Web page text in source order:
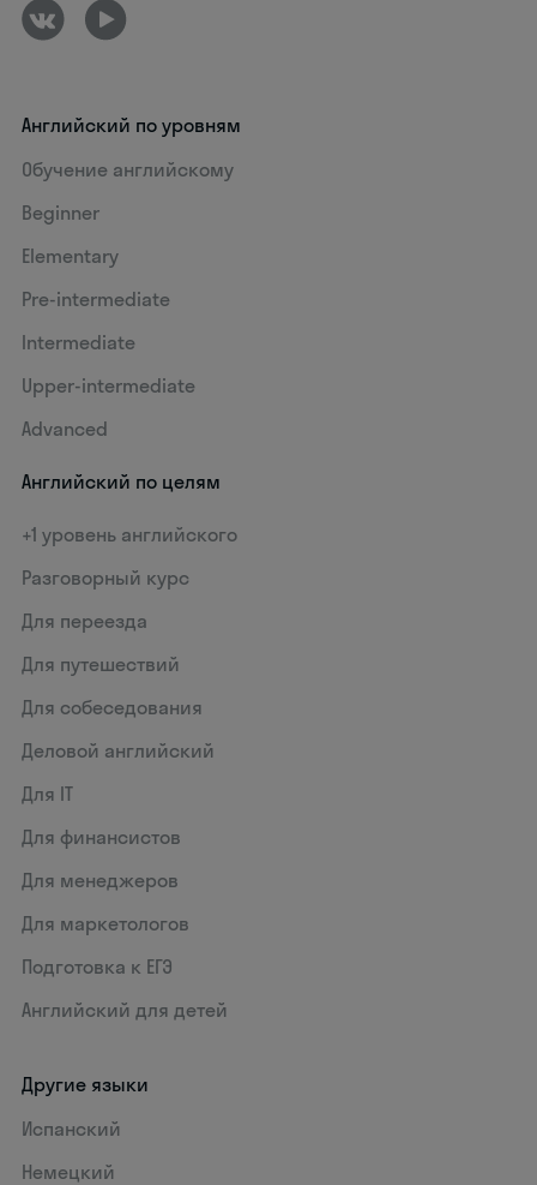
Английский по уровням
Обучение английскому
Beginner
Elementary
Pre-intermediate
Intermediate
Upper-intermediate
Advanced
Английский по целям
+1 уровень английского
Разговорный курс
Для переезда
Для путешествий
Для собеседования
Деловой английский
Для IT
Для финансистов
Для менеджеров
Для маркетологов
Подготовка к ЕГЭ
Английский для детей
Другие языки
Испанский
Немецкий